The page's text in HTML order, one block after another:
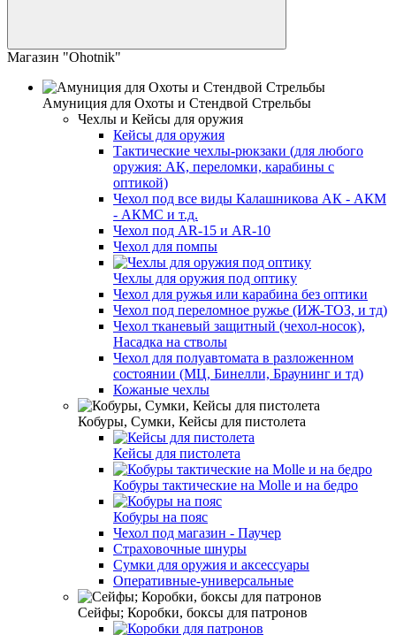
Магазин "Ohotnik"
Амуниция для Охоты и Стендвой Стрельбы
Чехлы и Кейсы для оружия
Кейсы для оружия
Тактические чехлы-рюкзаки (для любого
оружия: АК, переломки, карабины с
оптикой)
Чехол под все виды Калашникова АК - АКМ
- АКМС и т.д.
Чехол под AR-15 и AR-10
Чехол для помпы
Чехлы для оружия под оптику
Чехол для ружья или карабина без оптики
Чехол под переломное ружье (ИЖ-ТОЗ, и тд)
Чехол тканевый защитный (чехол-носок),
Насадка на стволы
Чехол для полуавтомата в разложенном
состоянии (МЦ, Бинелли, Браунинг и тд)
Кожаные чехлы
Кобуры, Сумки, Кейсы для пистолета
Кейсы для пистолета
Кобуры тактические на Molle и на бедро
Кобуры на пояс
Чехол под магазин - Паучер
Страховочные шнуры
Сумки для оружия и аксессуары
Оперативные-универсальные
Сейфы; Коробки, боксы для патронов